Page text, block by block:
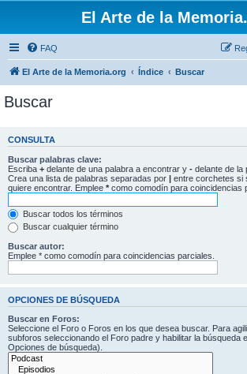
El Arte de la
FAQ
El Arte de la Memoria.org Índice Buscar
Buscar
CONSULTA
Buscar palabras clave:
Escriba + delante de una palabra a encontrar y - delante de la
Crea una lista de palabras separadas por | entre corchetes si
quiere encontrar. Emplee * como comodín para coincidencias
Buscar todos los términos
Buscar cualquier término
Buscar autor:
Emplee * como comodín para coincidencias parciales.
OPCIONES DE BÚSQUEDA
Buscar en Foros:
Seleccione el Foro o Foros en los que desea buscar. Para
subforos seleccionando el Foro padre y habilitar la búsqueda
Opciones de búsqueda).